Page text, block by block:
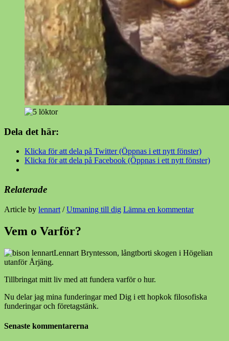
Dela det här:
Klicka för att dela på Twitter (Öppnas i ett nytt fönster)
Klicka för att dela på Facebook (Öppnas i ett nytt fönster)
Relaterade
Article by lennart /Utmaning till dig Lämna en kommentar
Vem o Varför?
Lennart Bryntesson, långtborti skogen i Högelian
utanför Årjäng.
Tillbringat mitt liv med att fundera varför o hur.
Nu delar jag mina funderingar med Dig i ett hopkok filosofiska
funderingar och företagstänk.
Senaste kommentarerna